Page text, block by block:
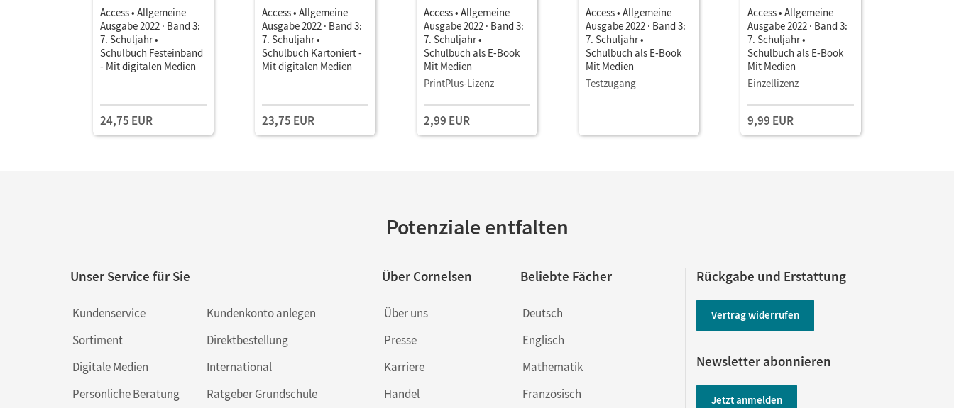
Access • Allgemeine
Ausgabe 2022 · Band 3:
7. Schuljahr •
Schulbuch Festeinband
- Mit digitalen Medien
24,75 EUR
Access • Allgemeine
Ausgabe 2022 · Band 3:
7. Schuljahr •
Schulbuch Kartoniert -
Mit digitalen Medien
23,75 EUR
Access • Allgemeine
Ausgabe 2022 · Band 3:
7. Schuljahr •
Schulbuch als E-Book
Mit Medien
PrintPlus-Lizenz
2,99 EUR
Access • Allgemeine
Ausgabe 2022 · Band 3:
7. Schuljahr •
Schulbuch als E-Book
Mit Medien
Testzugang
Access • Allgemeine
Ausgabe 2022 · Band 3:
7. Schuljahr •
Schulbuch als E-Book
Mit Medien
Einzellizenz
9,99 EUR
Potenziale entfalten
Unser Service für Sie
Kundenservice
Sortiment
Digitale Medien
Persönliche Beratung
Kundenkonto anlegen
Direktbestellung
International
Ratgeber Grundschule
Über Cornelsen
Über uns
Presse
Karriere
Handel
Beliebte Fächer
Deutsch
Englisch
Mathematik
Französisch
Rückgabe und Erstattung
Vertrag widerrufen
Newsletter abonnieren
Jetzt anmelden